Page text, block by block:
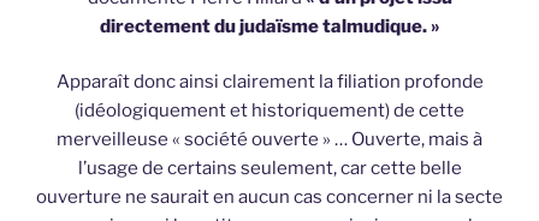
directement du judaïsme talmudique. »
Apparaît donc ainsi clairement la filiation profonde
(idéologiquement et historiquement) de cette
merveilleuse « société ouverte » … Ouverte, mais à
l’usage de certains seulement, car cette belle
ouverture ne saurait en aucun cas concerner ni la secte